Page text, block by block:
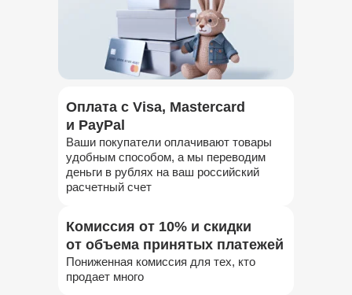
Оплата с Visa, Mastercard
и PayPal
Ваши покупатели оплачивают товары
удобным способом, а мы переводим
деньги в рублях на ваш российский
расчетный счет
Комиссия от 10% и скидки
от объема принятых платежей
Пониженная комиссия для тех, кто
продает много